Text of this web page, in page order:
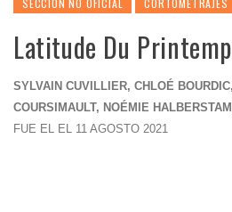
SECCION NO OFICIAL CORTOMETRAJES
Latitude Du
SYLVAIN CUVILLIER, CHLOÉ
COURSIMAULT, NOÉMIE
FUE EL EL 11 AGOSTO 2021